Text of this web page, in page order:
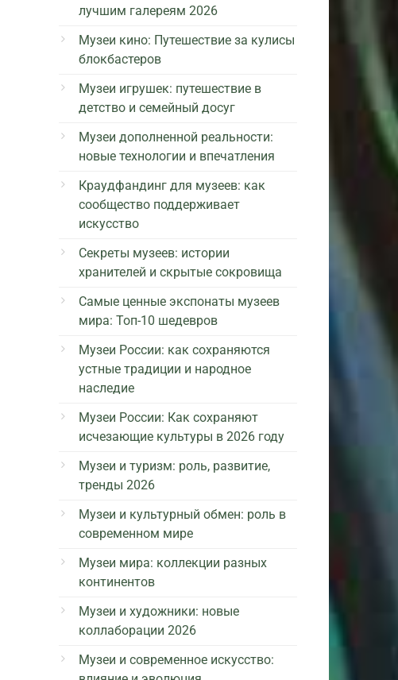
лучшим галереям 2026
Музеи кино: Путешествие за кулисы
блокбастеров
Музеи игрушек: путешествие в
детство и семейный досуг
Музеи дополненной реальности:
новые технологии и впечатления
Краудфандинг для музеев: как
сообщество поддерживает
искусство
Секреты музеев: истории
хранителей и скрытые сокровища
Самые ценные экспонаты музеев
мира: Топ-10 шедевров
Музеи России: как сохраняются
устные традиции и народное
наследие
Музеи России: Как сохраняют
исчезающие культуры в 2026 году
Музеи и туризм: роль, развитие,
тренды 2026
Музеи и культурный обмен: роль в
современном мире
Музеи мира: коллекции разных
континентов
Музеи и художники: новые
коллаборации 2026
Музеи и современное искусство: